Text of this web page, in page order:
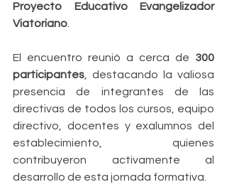
Proyecto Educativo Evangelizador
Viatoriano
El encuentro reunió a cerca de 300
participantes , destacando la valiosa
presencia de integrantes de las
directivas de todos los cursos, equipo
directivo, docentes y exalumnos del
establecimiento, quienes
contribuyeron activamente al
desarrollo de esta jornada formativa.